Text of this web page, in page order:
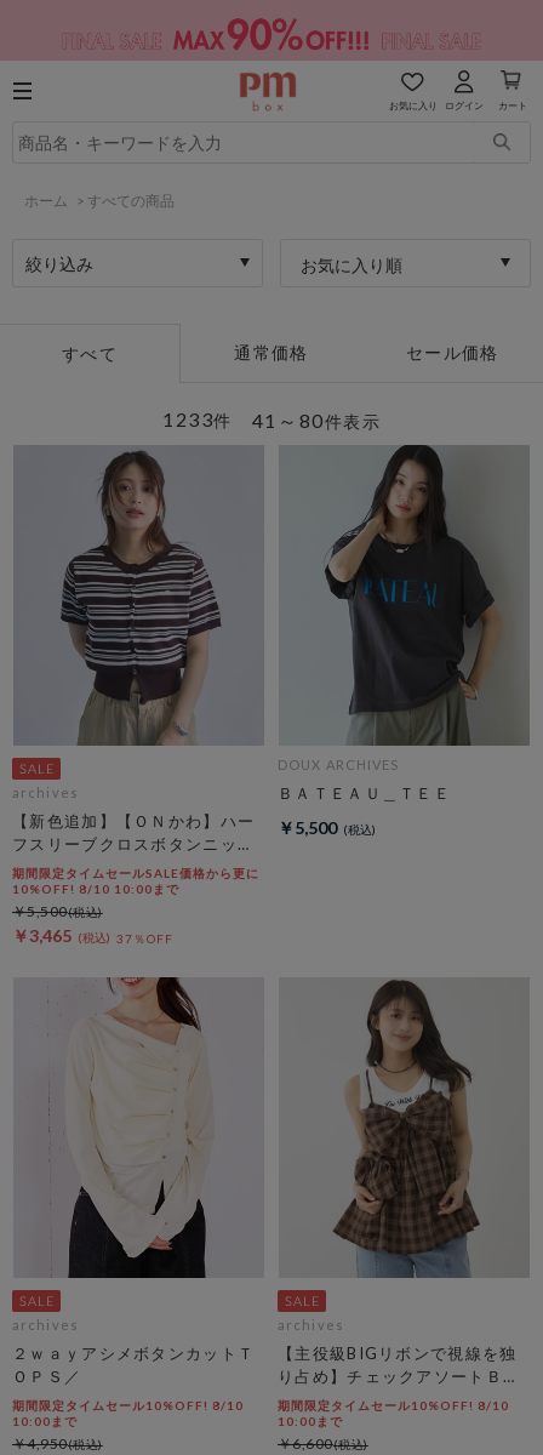
お気に入り ログイン カート
ホーム > すべての商品
絞り込み お気に入り順
すべて 通常価格 セール価格
41～80件表示
1233件
archives
【新色追加】【ＯＮかわ】ハー
フスリーブクロスボタンニット
カーディガン
期間限定タイムセールSALE価格から更に
10%OFF! 8/10 10:00まで
￥3,465 37％OFF
￥5,500
DOUX ARCHIVES
ＢＡＴＥＡＵ＿ＴＥＥ
￥5,500
archives
２ｗａｙアシメボタンカットＴ
ＯＰＳ／
期間限定タイムセール10%OFF! 8/10
10:00まで
￥4,950
archives
【主役級BIGリボンで視線を独
り占め】チェックアソートＢＩ
Ｇリボンキャミビスチェ
期間限定タイムセール10%OFF! 8/10
10:00まで
￥6,600